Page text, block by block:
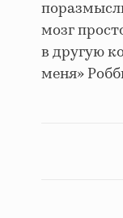
мозг
в другую
меня»